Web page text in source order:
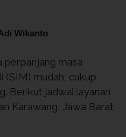
Wikanto
perpanjang masa
(SIM) mudah, cukup
Berikut jadwal layanan
Karawang, Jawa Barat